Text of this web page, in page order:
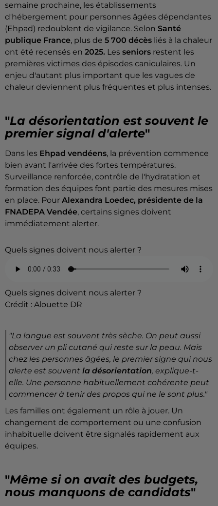
semaine prochaine, les établissements
d'hébergement pour personnes âgées dépendantes
(Ehpad) redoublent de vigilance. Selon Santé
publique France, plus de 5 700 décès liés à la chaleur
ont été recensés en 2025. Les seniors restent les
premières victimes des épisodes caniculaires. Un
enjeu d'autant plus important que les vagues de
chaleur deviennent plus fréquentes et plus intenses.
"La désorientation est souvent le
premier signal d'alerte"
Dans les Ehpad vendéens, la prévention commence
bien avant l'arrivée des fortes températures.
Surveillance renforcée, contrôle de l'hydratation et
formation des équipes font partie des mesures mises
en place. Pour Alexandra Loedec, présidente de la
FNADEPA Vendée, certains signes doivent
immédiatement alerter.
Quels signes doivent nous alerter ?
Quels signes doivent nous alerter ?
Crédit : Alouette DR
"La langue est souvent très sèche. On peut aussi
observer un pli cutané qui reste sur la peau. Mais
chez les personnes âgées, le premier signe qui nous
alerte est souvent la désorientation, explique-t-
elle. Une personne habituellement cohérente peut
commencer à tenir des propos qui ne le sont plus."
Les familles ont également un rôle à jouer. Un
changement de comportement ou une confusion
inhabituelle doivent être signalés rapidement aux
équipes.
"Même si on avait des budgets,
nous manquons de candidats"